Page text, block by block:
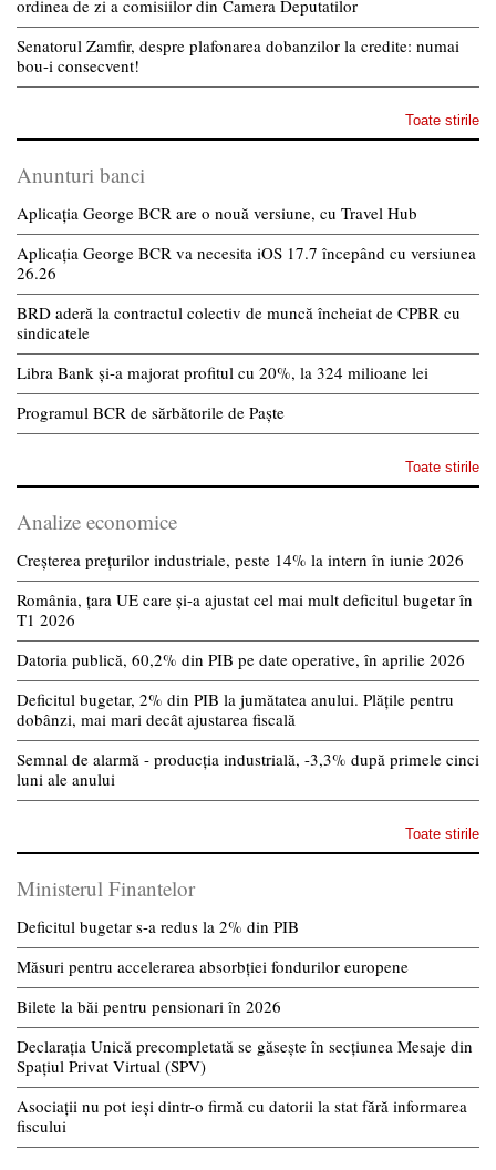
ordinea de zi a comisiilor din Camera Deputatilor
Senatorul Zamfir, despre plafonarea dobanzilor la credite: numai
bou-i consecvent!
Toate stirile
Anunturi banci
Aplicația George BCR are o nouă versiune, cu Travel Hub
Aplicația George BCR va necesita iOS 17.7 începând cu versiunea
26.26
BRD aderă la contractul colectiv de muncă încheiat de CPBR cu
sindicatele
Libra Bank și-a majorat profitul cu 20%, la 324 milioane lei
Programul BCR de sărbătorile de Paște
Toate stirile
Analize economice
Creșterea prețurilor industriale, peste 14% la intern în iunie 2026
România, țara UE care și-a ajustat cel mai mult deficitul bugetar în
T1 2026
Datoria publică, 60,2% din PIB pe date operative, în aprilie 2026
Deficitul bugetar, 2% din PIB la jumătatea anului. Plățile pentru
dobânzi, mai mari decât ajustarea fiscală
Semnal de alarmă - producția industrială, -3,3% după primele cinci
luni ale anului
Toate stirile
Ministerul Finantelor
Deficitul bugetar s-a redus la 2% din PIB
Măsuri pentru accelerarea absorbției fondurilor europene
Bilete la băi pentru pensionari în 2026
Declarația Unică precompletată se găsește în secțiunea Mesaje din
Spațiul Privat Virtual (SPV)
Asociații nu pot ieși dintr-o firmă cu datorii la stat fără informarea
fiscului